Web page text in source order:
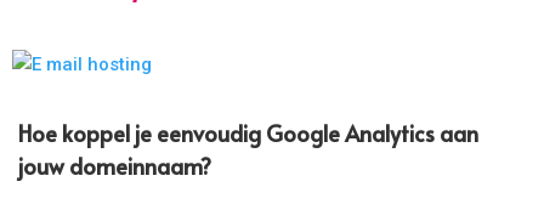
Hoe koppel je eenvoudig Google Analytics aan
jouw domeinnaam?